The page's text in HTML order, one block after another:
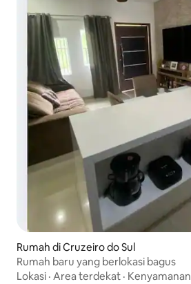
Rumah di Cruzeiro do Sul
Rumah baru yang berlokasi bagus
Lokasi · Area terdekat · Kenyamanan